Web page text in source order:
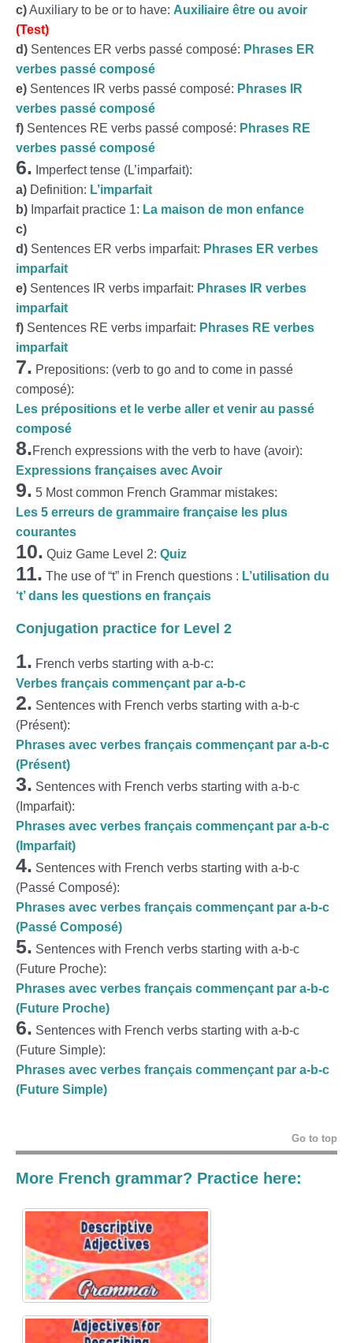
c)Auxiliary to be or to have: Auxiliaire être ou avoir
(Test)
d) Sentences ER verbs passé composé: Phrases ER
verbes passé composé
e) Sentences IR verbs passé composé: Phrases IR
verbes passé composé
f) Sentences RE verbs passé composé: Phrases RE
verbes passé composé
6. Imperfect tense (L’imparfait):
a) Definition: L’imparfait
b) Imparfait practice 1: La maison de mon enfance
c)
d) Sentences ER verbs imparfait: Phrases ER verbes
imparfait
e) Sentences IR verbs imparfait: Phrases IR verbes
imparfait
f) Sentences RE verbs imparfait: Phrases RE verbes
imparfait
7. Prepositions: (verb to go and to come in passé
composé):
Les prépositions et le verbe aller et venir au passé
composé
8.French expressions with the verb to have (avoir):
Expressions françaises avec Avoir
9. 5 Most common French Grammar mistakes:
Les 5 erreurs de grammaire française les plus
courantes
10. Quiz Game Level 2: Quiz
11. The use of “t” in French questions : L’utilisation du
‘t’ dans les questions en français
Conjugation practice for Level 2
1. French verbs starting with a-b-c:
Verbes français commençant par a-b-c
2. Sentences with French verbs starting with a-b-c
(Présent):
Phrases avec verbes français commençant par a-b-c
(Présent)
3. Sentences with French verbs starting with a-b-c
(Imparfait):
Phrases avec verbes français commençant par a-b-c
(Imparfait)
4. Sentences with French verbs starting with a-b-c
(Passé Composé):
Phrases avec verbes français commençant par a-b-c
(Passé Composé)
5. Sentences with French verbs starting with a-b-c
(Future Proche):
Phrases avec verbes français commençant par a-b-c
(Future Proche)
6. Sentences with French verbs starting with a-b-c
(Future Simple):
Phrases avec verbes français commençant par a-b-c
(Future Simple)
Go to top
More French grammar? Practice here: